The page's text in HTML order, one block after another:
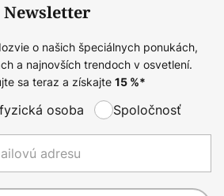
Newsletter
o našich špeciálnych ponukách,
a najnovších trendoch v osvetlení.
sa teraz a získajte 15%*
osoba Spoločnosť